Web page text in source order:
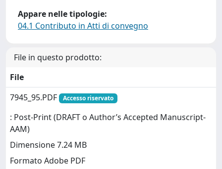
Appare nelle tipologie:
04.1 Contributo in Atti di convegno
File in questo prodotto:
File
7945_95.PDF
Accesso riservato
: Post-Print (DRAFT o Author’s Accepted Manuscript-
AAM)
Dimensione 7.24 MB
Formato Adobe PDF